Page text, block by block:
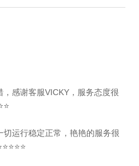
感谢客服VICKY，服务态度很
运行稳定正常，艳艳的服务很